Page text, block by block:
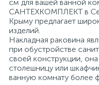
см для вашей ванной
САНТЕХКОМПЛЕКТ в
Крыму предлагает
изделий.
Накладная раковина
при обустройстве
своей конструкции,
столешницу или
ванную комнату более